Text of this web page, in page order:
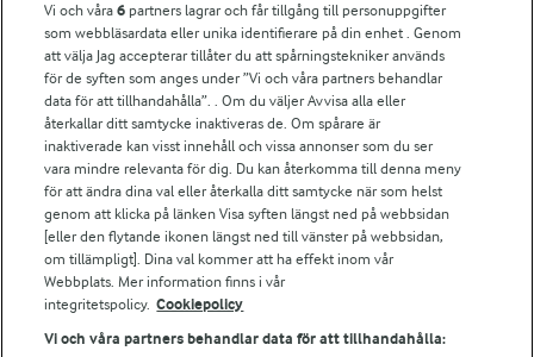
För ägare
Arlas kundportal
Arla.com
Falbygdens Ost
Arla webbshop
Bildbank
Följ oss
Vi och våra6 partners lagrar och får tillgång till personuppgifter
som webbläsardata eller unika identifierare på din enhet . Genom
att välja Jag accepterar tillåter du att spårningstekniker används
för de syften som anges under ”Vi och våra partners behandlar
data för att tillhandahålla”. . Om du väljer Avvisa alla eller
återkallar ditt samtycke inaktiveras de. Om spårare är
inaktiverade kan visst innehåll och vissa annonser som du ser
vara mindre relevanta för dig. Du kan återkomma till denna meny
för att ändra dina val eller återkalla ditt samtycke när som helst
genom att klicka på länken Visa syften längst ned på webbsidan
[eller den flytande ikonen längst ned till vänster på webbsidan,
om tillämpligt]. Dina val kommer att ha effekt inom vår
Webbplats. Mer information finns i vår
integritetspolicy. Cookiepolicy
Vi och våra partners behandlar data för att tillhandahålla: